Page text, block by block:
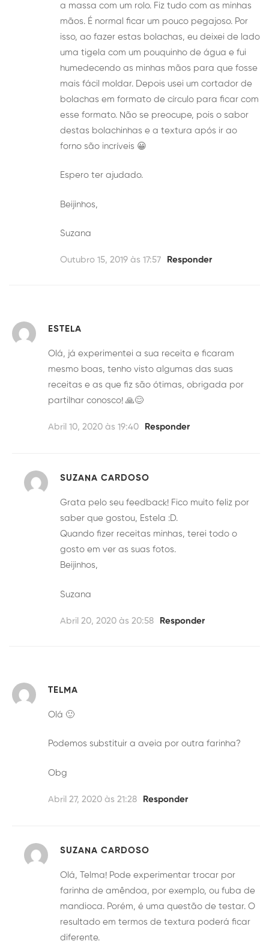
a massa com um rolo. Fiz tudo com as minhas
mãos. É normal ficar um pouco pegajoso. Por
isso, ao fazer estas bolachas, eu deixei de lado
uma tigela com um pouquinho de água e fui
humedecendo as minhas mãos para que fosse
mais fácil moldar. Depois usei um cortador de
bolachas em formato de círculo para ficar com
esse formato. Não se preocupe, pois o sabor
destas bolachinhas e a textura após ir ao
forno são incríveis 😀
Espero ter ajudado.
Beijinhos,
Suzana
Outubro 15, 2019 às 17:57 Responder
ESTELA
Olá, já experimentei a sua receita e ficaram
mesmo boas, tenho visto algumas das suas
receitas e as que fiz são ótimas, obrigada por
partilhar conosco! 🙏😊
Abril 10, 2020 às 19:40 Responder
SUZANA CARDOSO
Grata pelo seu feedback! Fico muito feliz por
saber que gostou, Estela :D.
Quando fizer receitas minhas, terei todo o
gosto em ver as suas fotos.
Beijinhos,
Suzana
Abril 20, 2020 às 20:58 Responder
TELMA
Olá 🙂
Podemos substituir a aveia por outra farinha?
Obg
Abril 27, 2020 às 21:28 Responder
SUZANA CARDOSO
Olá, Telma! Pode experimentar trocar por
farinha de amêndoa, por exemplo, ou fuba de
mandioca. Porém, é uma questão de testar. O
resultado em termos de textura poderá ficar
diferente.